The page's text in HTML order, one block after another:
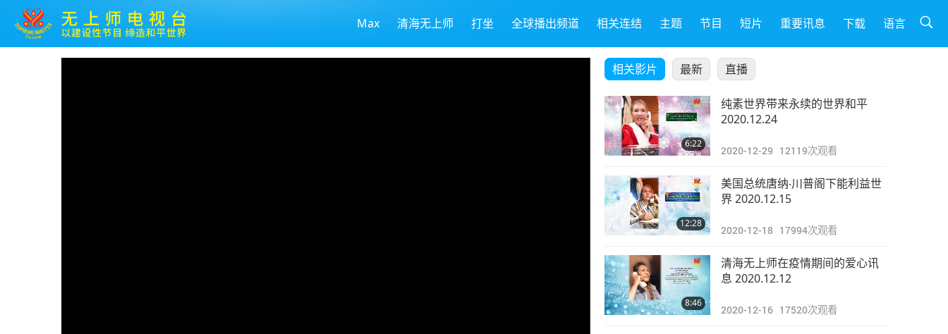
Max 清海无上师 打坐 全球播出频道 相关连结 主题 节目 短片 重要讯息 下载 语言
相关影片 最新 直播
6:22
纯素世界带来永续的世界和平
2020.12.24
2020-12-29 12119次观看
12:28
美国总统唐纳‧川普阁下能利益世
界 2020.12.15
2020-12-18 17994次观看
8:46
清海无上师在疫情期间的爱心讯
息 2020.12.12
2020-12-16 17520次观看